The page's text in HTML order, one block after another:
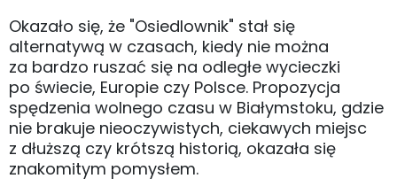
Okazało się, że "Osiedlownik" stał się
alternatywą w czasach, kiedy nie można
za bardzo ruszać się na odległe wycieczki
po świecie, Europie czy Polsce. Propozycja
spędzenia wolnego czasu w Białymstoku, gdzie
nie brakuje nieoczywistych, ciekawych miejsc
z dłuższą czy krótszą historią, okazała się
znakomitym pomysłem.